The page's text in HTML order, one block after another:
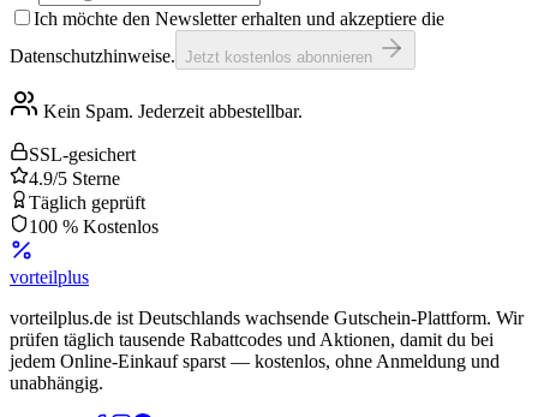
Ich möchte den Newsletter erhalten und akzeptiere die
Datenschutzhinweise. Jetzt kostenlos abonnieren
Kein Spam. Jederzeit abbestellbar.
SSL-gesichert
4.9/5 Sterne
Täglich geprüft
100 % Kostenlos
vorteilplus
vorteilplus.de ist Deutschlands wachsende Gutschein-Plattform. Wir
prüfen täglich tausende Rabattcodes und Aktionen, damit du bei
jedem Online-Einkauf sparst — kostenlos, ohne Anmeldung und
unabhängig.